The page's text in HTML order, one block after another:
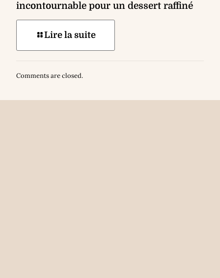
incontournable pour un dessert raffiné
Lire la suite
Comments are closed.